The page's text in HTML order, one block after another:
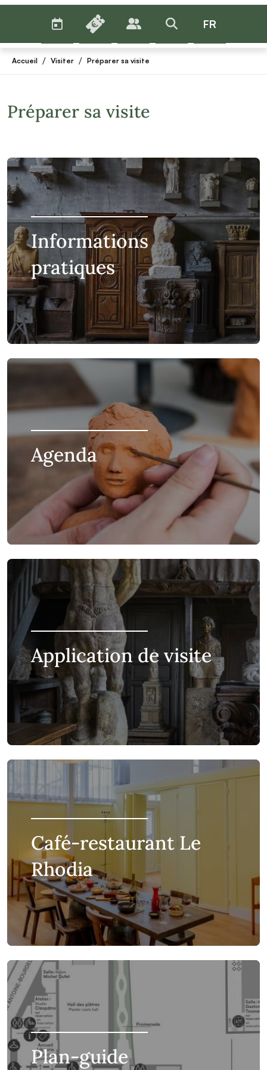
BILLETTERIE
PUBLICS >RECHERCHER
FR
Accueil / Visiter / Préparer sa visite
Préparer sa visite
Informations
pratiques
Agenda
Application de visite
Café-restaurant Le
Rhodia
Plan-guide